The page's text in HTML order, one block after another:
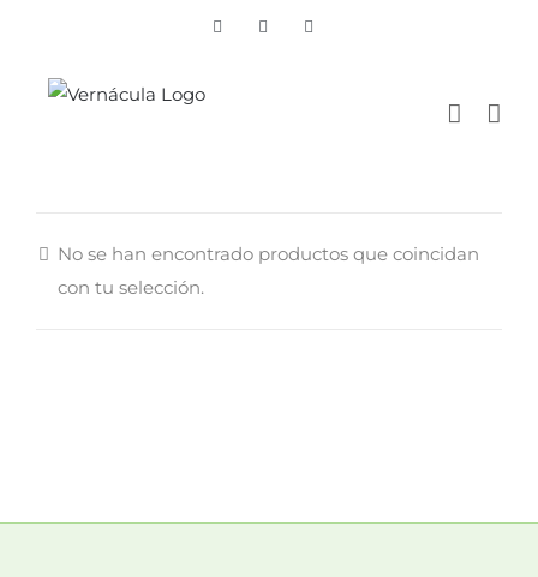
content
Vimeo Facebook
No se han encontrado productos que coincidan
con tu selección.